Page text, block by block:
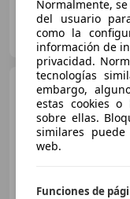
FL GARAGE CARS
ES-08170 MONTORNÈS
Normalmente,
del usuario
como la
información de
privacidad.
tecnologías
embargo,
estas cookies o
sobre ellas.
similares
web.
Funciones de